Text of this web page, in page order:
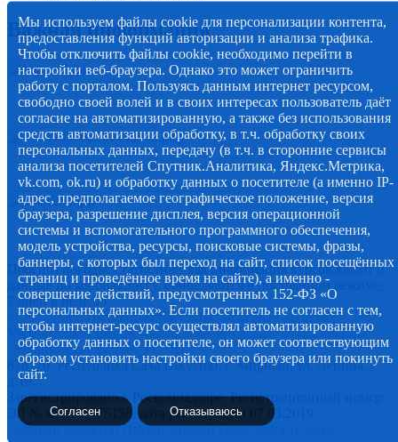
Важная информация
Прогноз погоды, статистическая информация курсов валют и
данные по коронавирусу, обновляются в постоянном режиме,
7 дней в неделю.
© 2012-2020 Наименование СМИ: алмазный-край.рф.
Учредитель Администрация муниципального образования
"Мирнинский район" РС (Я)
678170, Республика Саха (Якутия), г. Мирный, ул. Ленина,
д.19.
Зарегистрировано в Роскомнадзоре. Регистрационный номер:
ЭЛ № ФС 77 - 75158, дата регистрации 07.03.2019.
Главный редактор Гибало Андрей Олексович телефон
Мы используем файлы cookie для персонализации контента,
предоставления функций авторизации и анализа трафика.
Чтобы отключить файлы cookie, необходимо перейти в
настройки веб-браузера. Однако это может ограничить
работу с порталом. Пользуясь данным интернет ресурсом,
свободно своей волей и в своих интересах пользователь даёт
согласие на автоматизированную, а также без использования
средств автоматизации обработку, в т.ч. обработку своих
персональных данных, передачу (в т.ч. в сторонние сервисы
анализа посетителей Спутник.Аналитика, Яндекс.Метрика,
vk.com, ok.ru) и обработку данных о посетителе (а именно IP-
адрес, предполагаемое географическое положение, версия
браузера, разрешение дисплея, версия операционной
системы и вспомогательного программного обеспечения,
модель устройства, ресурсы, поисковые системы, фразы,
баннеры, с которых был переход на сайт, список посещённых
страниц и проведённое время на сайте), а именно -
совершение действий, предусмотренных 152-ФЗ «О
персональных данных». Если посетитель не согласен с тем,
чтобы интернет-ресурс осуществлял автоматизированную
обработку данных о посетителе, он может соответствующим
образом установить настройки своего браузера или покинуть
сайт.
Согласен Отказываюсь